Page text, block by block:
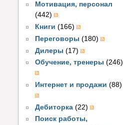
Мотивация, персонал
(442)
Книги (166)
Переговоры (180)
Дилеры (17)
Обучение, тренеры (246)
Интернет и продажи (88)
Дебиторка (22)
Поиск работы,